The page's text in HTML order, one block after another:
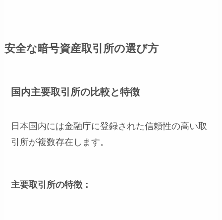
安全な暗号資産取引所の選び方
国内主要取引所の比較と特徴
日本国内には金融庁に登録された信頼性の高い取
引所が複数存在します。
主要取引所の特徴：